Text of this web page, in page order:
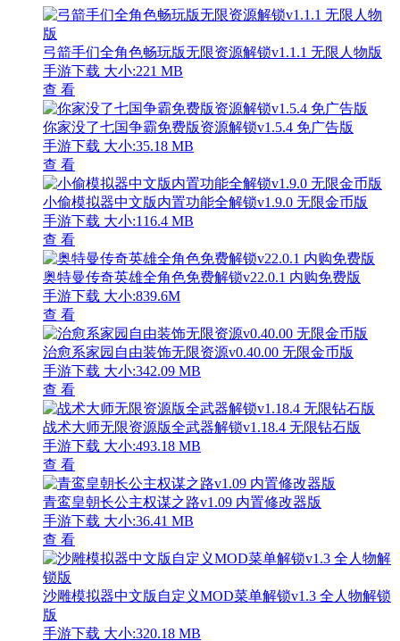
弓箭手们全角色畅玩版无限资源解锁v1.1.1 无限人物版
手游下载 大小:221 MB
查 看
你家没了七国争霸免费版资源解锁v1.5.4 免广告版
手游下载 大小:35.18 MB
查 看
小偷模拟器中文版内置功能全解锁v1.9.0 无限金币版
手游下载 大小:116.4 MB
查 看
奥特曼传奇英雄全角色免费解锁v22.0.1 内购免费版
手游下载 大小:839.6M
查 看
治愈系家园自由装饰无限资源v0.40.00 无限金币版
手游下载 大小:342.09 MB
查 看
战术大师无限资源版全武器解锁v1.18.4 无限钻石版
手游下载 大小:493.18 MB
查 看
青鸾皇朝长公主权谋之路v1.09 内置修改器版
手游下载 大小:36.41 MB
查 看
沙雕模拟器中文版自定义MOD菜单解锁v1.3 全人物解锁
版
手游下载 大小:320.18 MB